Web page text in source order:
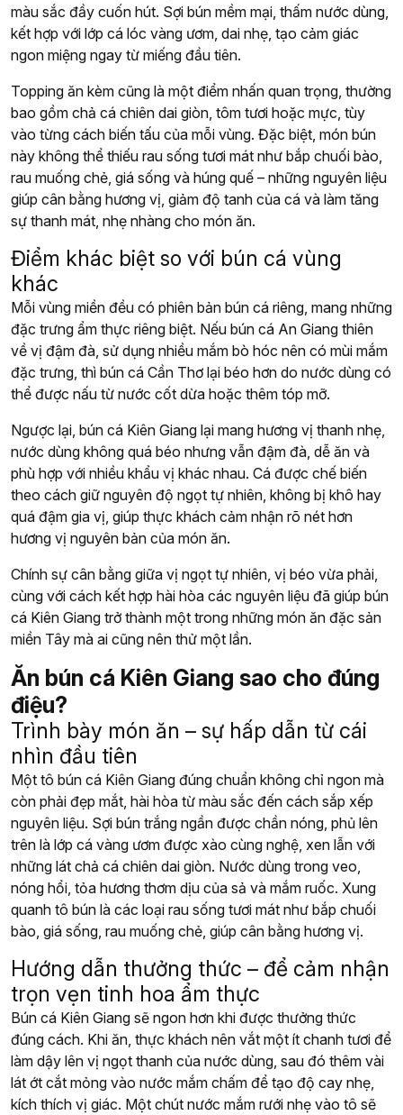
màu sắc đầy cuốn hút. Sợi bún mềm mại, thấm nước dùng,
kết hợp với lớp cá lóc vàng ươm, dai nhẹ, tạo cảm giác
ngon miệng ngay từ miếng đầu tiên.
Topping ăn kèm cũng là một điểm nhấn quan trọng, thường
bao gồm chả cá chiên dai giòn, tôm tươi hoặc mực, tùy
vào từng cách biến tấu của mỗi vùng. Đặc biệt, món bún
này không thể thiếu rau sống tươi mát như bắp chuối bào,
rau muống chẻ, giá sống và húng quế – những nguyên liệu
giúp cân bằng hương vị, giảm độ tanh của cá và làm tăng
sự thanh mát, nhẹ nhàng cho món ăn.
Điểm khác biệt so với bún cá vùng
khác
Mỗi vùng miền đều có phiên bản bún cá riêng, mang những
đặc trưng ẩm thực riêng biệt. Nếu bún cá An Giang thiên
về vị đậm đà, sử dụng nhiều mắm bò hóc nên có mùi mắm
đặc trưng, thì bún cá Cần Thơ lại béo hơn do nước dùng có
thể được nấu từ nước cốt dừa hoặc thêm tóp mỡ.
Ngược lại, bún cá Kiên Giang lại mang hương vị thanh nhẹ,
nước dùng không quá béo nhưng vẫn đậm đà, dễ ăn và
phù hợp với nhiều khẩu vị khác nhau. Cá được chế biến
theo cách giữ nguyên độ ngọt tự nhiên, không bị khô hay
quá đậm gia vị, giúp thực khách cảm nhận rõ nét hơn
hương vị nguyên bản của món ăn.
Chính sự cân bằng giữa vị ngọt tự nhiên, vị béo vừa phải,
cùng với cách kết hợp hài hòa các nguyên liệu đã giúp bún
cá Kiên Giang trở thành một trong những món ăn đặc sản
miền Tây mà ai cũng nên thử một lần.
Ăn bún cá Kiên Giang sao cho đúng
điệu?
Trình bày món ăn – sự hấp dẫn từ cái
nhìn đầu tiên
Một tô bún cá Kiên Giang đúng chuẩn không chỉ ngon mà
còn phải đẹp mắt, hài hòa từ màu sắc đến cách sắp xếp
nguyên liệu. Sợi bún trắng ngần được chần nóng, phủ lên
trên là lớp cá vàng ươm được xào cùng nghệ, xen lẫn với
những lát chả cá chiên dai giòn. Nước dùng trong veo,
nóng hổi, tỏa hương thơm dịu của sả và mắm ruốc. Xung
quanh tô bún là các loại rau sống tươi mát như bắp chuối
bào, giá sống, rau muống chẻ, giúp cân bằng hương vị.
Hướng dẫn thưởng thức – để cảm nhận
trọn vẹn tinh hoa ẩm thực
Bún cá Kiên Giang sẽ ngon hơn khi được thưởng thức
đúng cách. Khi ăn, thực khách nên vắt một ít chanh tươi để
làm dậy lên vị ngọt thanh của nước dùng, sau đó thêm vài
lát ớt cắt mỏng vào nước mắm chấm để tạo độ cay nhẹ,
kích thích vị giác. Một chút nước mắm rưới nhẹ vào tô sẽ